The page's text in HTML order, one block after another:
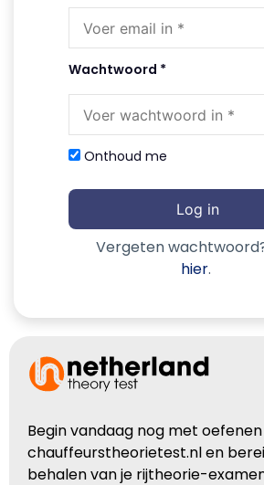
Wachtwoord *
Onthoud me
Log in
Vergeten
hier.
Begin vandaag nog met
chauffeurstheorietest.nl en
behalen van je rijtheorie-